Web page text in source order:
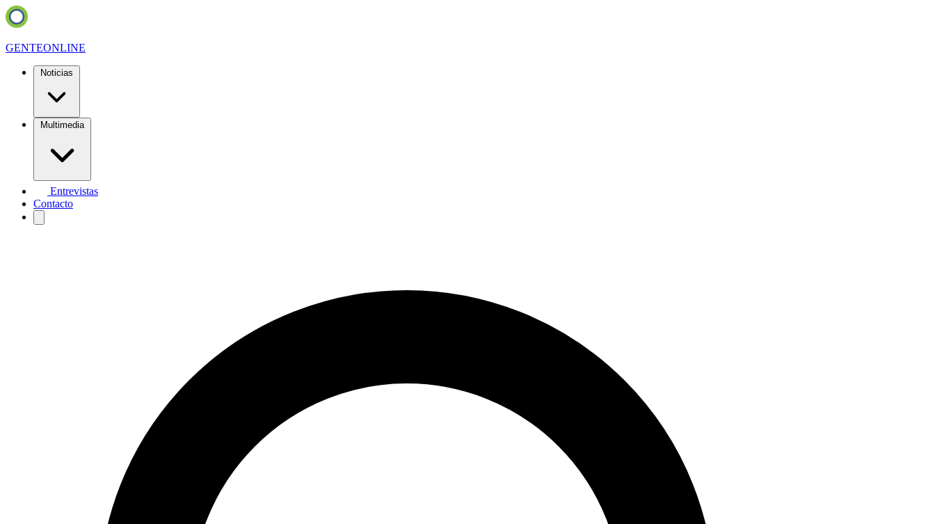
GENTEONLINE
Noticias
Multimedia
Entrevistas
Contacto